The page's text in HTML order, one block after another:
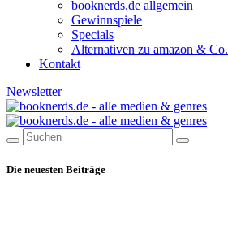
booknerds.de allgemein
Gewinnspiele
Specials
Alternativen zu amazon & Co.
Kontakt
Newsletter
Die neuesten Beiträge